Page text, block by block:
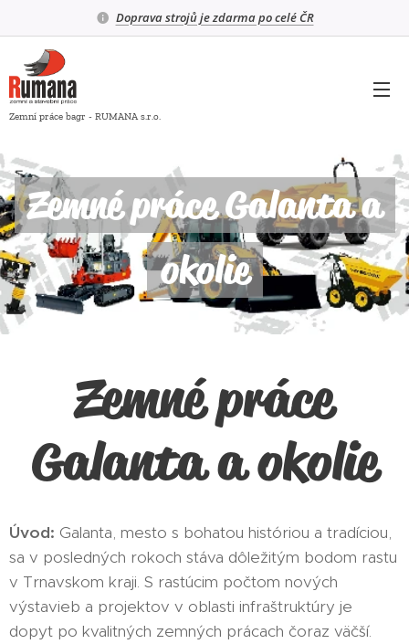
Doprava strojů je zdarma po celé ČR
Zemní práce bagr - RUMANA s.r.o.
Zemné práce Galanta a
okolie
Zemné práce
Galanta a okolie
Úvod: Galanta, mesto s bohatou históriou a tradíciou,
sa v posledných rokoch stáva dôležitým bodom rastu
v Trnavskom kraji. S rastúcim počtom nových
výstavieb a projektov v oblasti infraštruktúry je
dopyt po kvalitných zemných prácach čoraz väčší.